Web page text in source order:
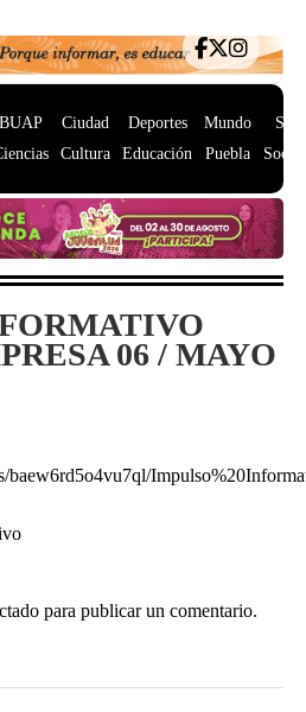
BUAP
Ciudad
Cultura
Deportes
Educación
Mundo
Puebla
06 / MAYO
baew6rd5o4vu7ql/
para publicar un comentario.